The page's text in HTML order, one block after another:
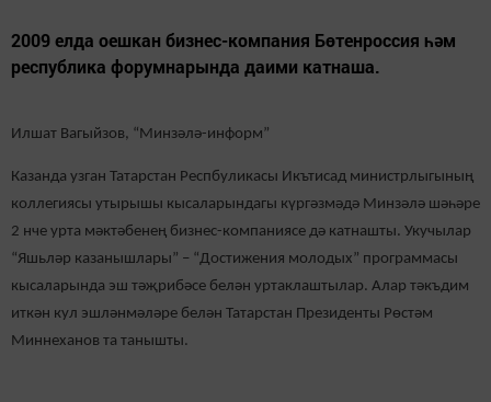
2009 елда оешкан бизнес-компания Бөтенроссия һәм
республика форумнарында даими катнаша.
Илшат Вагыйзов, “Минзәлә-информ”
Казанда узган Татарстан Респбуликасы Икътисад министрлыгының
коллегиясы утырышы кысаларындагы күргәзмәдә Минзәлә шәһәре
2 нче урта мәктәбенең бизнес-компаниясе дә катнашты. Укучылар
“Яшьләр казанышлары” – “Достижения молодых” программасы
кысаларында эш тәҗрибәсе белән уртаклаштылар. Алар тәкъдим
иткән кул эшләнмәләре белән Татарстан Президенты Рөстәм
Миннеханов та танышты.